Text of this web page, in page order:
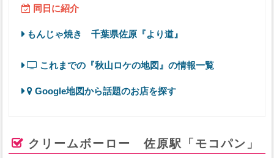
同日に紹介
もんじゃ焼き 千葉県佐原『より道』
これまでの『秋山ロケの地図』の情報一覧
Google地図から話題のお店を探す
クリームボーロー 佐原駅「モコパン」